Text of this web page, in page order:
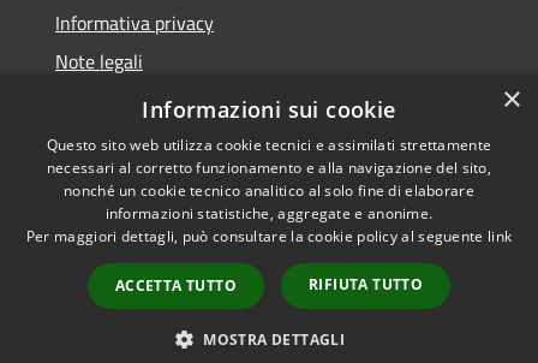
Informativa privacy
Note legali
Dichiarazione di accessibilità
Accessibilità
Copyright © 2026 • Comune di
Piano di Sorrento • Powered by
Municipium•
Accesso
redazione
×
Informazioni sui cookie
Questo sito web utilizza cookie tecnici e assimilati strettamente
necessari al corretto funzionamento e alla navigazione del sito,
nonché un cookie tecnico analitico al solo fine di elaborare
informazioni statistiche, aggregate e anonime.
Per maggiori dettagli, può consultare la cookie policy al seguente link
ACCETTA TUTTO RIFIUTA TUTTO
MOSTRA DETTAGLI